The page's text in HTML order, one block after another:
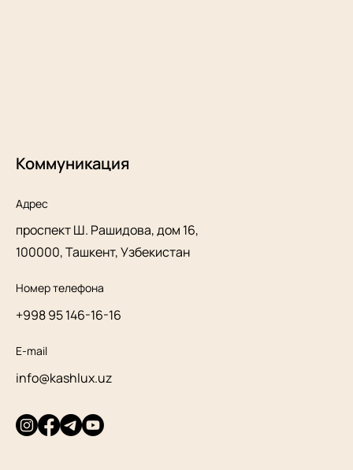
Коммуникация
Адрес
проспект Ш. Рашидова, дом 16,
100000, Ташкент, Узбекистан
Номер телефона
+998 95 146-16-16
E-mail
info@kashlux.uz